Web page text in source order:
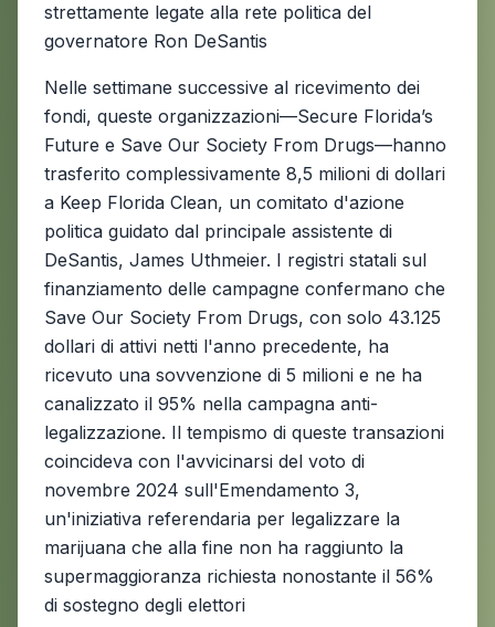
strettamente legate alla rete politica del
governatore Ron DeSantis
Nelle settimane successive al ricevimento dei
fondi, queste organizzazioni—Secure Florida’s
Future e Save Our Society From Drugs—hanno
trasferito complessivamente 8,5 milioni di dollari
a Keep Florida Clean, un comitato d'azione
politica guidato dal principale assistente di
DeSantis, James Uthmeier. I registri statali sul
finanziamento delle campagne confermano che
Save Our Society From Drugs, con solo 43.125
dollari di attivi netti l'anno precedente, ha
ricevuto una sovvenzione di 5 milioni e ne ha
canalizzato il 95% nella campagna anti-
legalizzazione. Il tempismo di queste transazioni
coincideva con l'avvicinarsi del voto di
novembre 2024 sull'Emendamento 3,
un'iniziativa referendaria per legalizzare la
marijuana che alla fine non ha raggiunto la
supermaggioranza richiesta nonostante il 56%
di sostegno degli elettori